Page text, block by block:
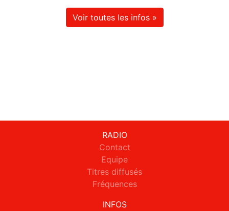
Voir toutes les infos »
RADIO
Contact
Equipe
Titres diffusés
Fréquences
INFOS